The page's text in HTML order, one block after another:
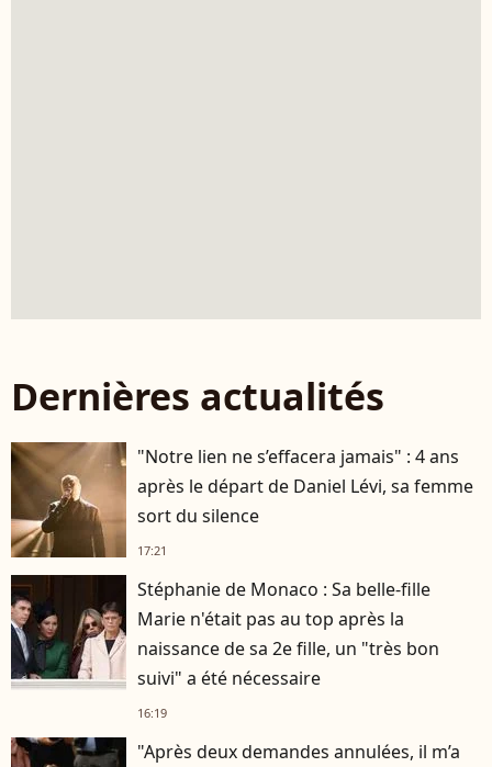
Dernières actualités
"Notre lien ne s’effacera jamais" : 4 ans
après le départ de Daniel Lévi, sa femme
sort du silence
17:21
Stéphanie de Monaco : Sa belle-fille
Marie n'était pas au top après la
naissance de sa 2e fille, un "très bon
suivi" a été nécessaire
16:19
"Après deux demandes annulées, il m’a